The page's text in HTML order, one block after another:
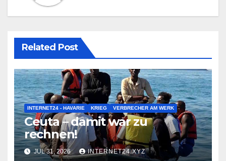
Related Post
INTERNET24 - HAVARIE KRIEG VERBRECHER AM WERK
Ceuta – damit war zu
rechnen!
JUL 31, 2026 INTERNET24.XYZ